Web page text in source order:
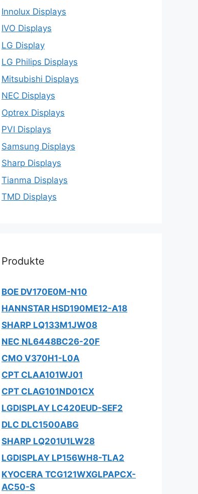
Innolux Displays
IVO Displays
LG Display
LG Philips Displays
Mitsubishi Displays
NEC Displays
Optrex Displays
PVI Displays
Samsung Displays
Sharp Displays
Tianma Displays
TMD Displays
Produkte
BOE DV170E0M-N10
HANNSTAR HSD190ME12-A18
SHARP LQ133M1JW08
NEC NL6448BC26-20F
CMO V370H1-L0A
CPT CLAA101WJ01
CPT CLAG101ND01CX
LGDISPLAY LC420EUD-SEF2
DLC DLC1500ABG
SHARP LQ201U1LW28
LGDISPLAY LP156WH8-TLA2
KYOCERA TCG121WXGLPAPCX-
AC50-S